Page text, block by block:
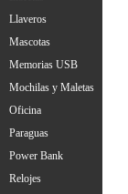
Llaveros
Mascotas
Memorias USB
Mochilas y Maletas
Oficina
Paraguas
Power Bank
Relojes